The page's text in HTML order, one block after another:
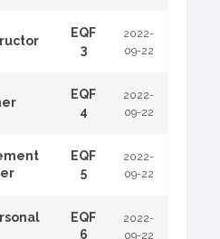
EQF
3
2022-
09-22
EQF
4
2022-
09-22
EQF
5
2022-
09-22
EQF
6
2022-
09-22